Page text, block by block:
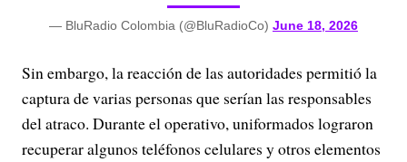
— BluRadio Colombia (@BluRadioCo) June 18, 2026
Sin embargo, la reacción de las autoridades permitió la
captura de varias personas que serían las responsables
del atraco. Durante el operativo, uniformados lograron
recuperar algunos teléfonos celulares y otros elementos